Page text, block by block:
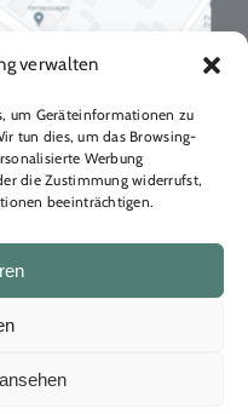
verwalten
um Geräteinformationen zu
tun dies, um das Browsing-
Werbung
die Zustimmung widerrufst,
beeinträchtigen.
Horschig Dresden